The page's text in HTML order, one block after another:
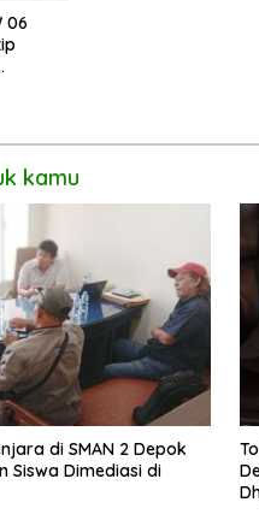
06
kamu
di SMAN 2 Depok
Siswa Dimediasi di